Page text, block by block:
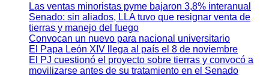
Las ventas minoristas pyme bajaron 3,8% interanual
Senado: sin aliados, LLA tuvo que resignar venta de
tierras y manejo del fuego
Convocan un nuevo para nacional universitario
El Papa León XIV llega al país el 8 de noviembre
El PJ cuestionó el proyecto sobre tierras y convocó a
movilizarse antes de su tratamiento en el Senado